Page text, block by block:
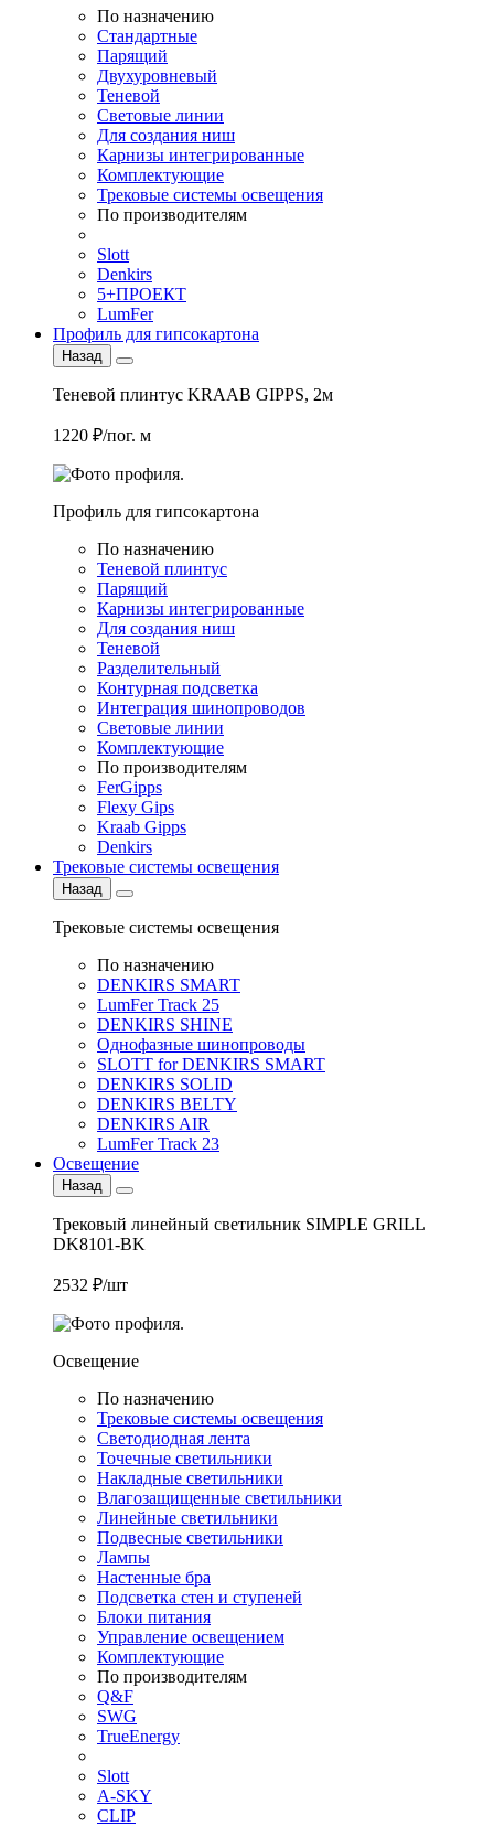
По назначению
Стандартные
Парящий
Двухуровневый
Теневой
Световые линии
Для создания ниш
Карнизы интегрированные
Комплектующие
Трековые системы освещения
По производителям
Slott
Denkirs
5+ПРОЕКТ
LumFer
Профиль для гипсокартона
Назад
Теневой плинтус KRAAB GIPPS, 2м
1220 ₽/пог. м
Профиль для гипсокартона
По назначению
Теневой плинтус
Парящий
Карнизы интегрированные
Для создания ниш
Теневой
Разделительный
Контурная подсветка
Интеграция шинопроводов
Световые линии
Комплектующие
По производителям
FerGipps
Flexy Gips
Kraab Gipps
Denkirs
Трековые системы освещения
Назад
Трековые системы освещения
По назначению
DENKIRS SMART
LumFer Track 25
DENKIRS SHINE
Однофазные шинопроводы
SLOTT for DENKIRS SMART
DENKIRS SOLID
DENKIRS BELTY
DENKIRS AIR
LumFer Track 23
Освещение
Назад
Трековый линейный светильник SIMPLE GRILL
DK8101-BK
2532 ₽/шт
Освещение
По назначению
Трековые системы освещения
Светодиодная лента
Точечные светильники
Накладные светильники
Влагозащищенные светильники
Линейные светильники
Подвесные светильники
Лампы
Настенные бра
Подсветка стен и ступеней
Блоки питания
Управление освещением
Комплектующие
По производителям
Q&F
SWG
TrueEnergy
Slott
A-SKY
CLIP